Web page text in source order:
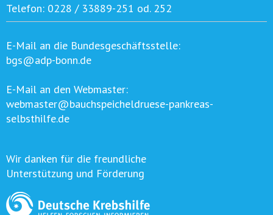
Telefon: 0228 / 33889-251 od. 252
E-Mail an die Bundesgeschäftsstelle:
bgs@adp-bonn.de
E-Mail an den Webmaster:
webmaster@bauchspeicheldruese-pankreas-
selbsthilfe.de
Wir danken für die freundliche
Unterstützung und Förderung